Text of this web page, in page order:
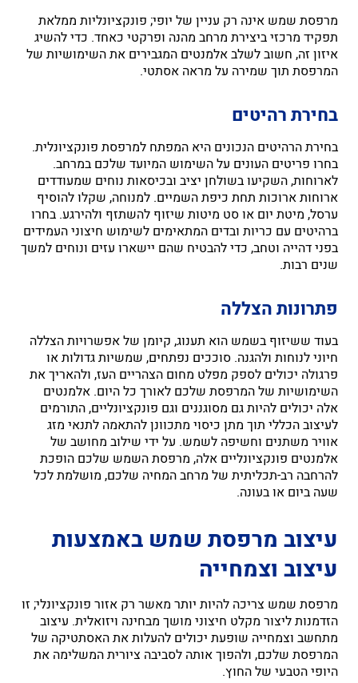
מרפסת שמש אינה רק עניין של יופי; פונקציונליות ממלאת
תפקיד מרכזי ביצירת מרחב מהנה ופרקטי כאחד. כדי להשיג
איזון זה, חשוב לשלב אלמנטים המגבירים את השימושיות של
המרפסת תוך שמירה על מראה אסתטי.
בחירת רהיטים
בחירת הרהיטים הנכונים היא המפתח למרפסת פונקציונלית.
בחרו פריטים העונים על השימוש המיועד שלכם במרחב.
לארוחות, השקיעו בשולחן יציב ובכיסאות נוחים שמעודדים
ארוחות ארוכות תחת כיפת השמיים. למנוחה, שקלו להוסיף
ערסל, מיטת יום או סט מיטות שיזוף להשתזף ולהירגע. בחרו
ברהיטים עם כריות ובדים המתאימים לשימוש חיצוני העמידים
בפני דהייה וטחב, כדי להבטיח שהם יישארו עזים ונוחים למשך
שנים רבות.
פתרונות הצללה
בעוד ששיזוף בשמש הוא תענוג, קיומן של אפשרויות הצללה
חיוני לנוחות ולהגנה. סוככים נפתחים, שמשיות גדולות או
פרגולה יכולים לספק מפלט מחום הצהריים העז, ולהאריך את
השימושיות של המרפסת שלכם לאורך כל היום. אלמנטים
אלה יכולים להיות גם מסוגננים וגם פונקציונליים, התורמים
לעיצוב הכללי תוך מתן כיסוי מתכוונן להתאמה לתנאי מזג
אוויר משתנים וחשיפה לשמש. על ידי שילוב מחושב של
אלמנטים פונקציונליים אלה, מרפסת השמש שלכם הופכת
להרחבה רב-תכליתית של מרחב המחיה שלכם, מושלמת לכל
שעה ביום או בעונה.
עיצוב מרפסת שמש באמצעות
עיצוב וצמחייה
מרפסת שמש צריכה להיות יותר מאשר רק אזור פונקציונלי; זו
הזדמנות ליצור מקלט חיצוני מושך מבחינה ויזואלית. עיצוב
מתחשב וצמחייה שופעת יכולים להעלות את האסתטיקה של
המרפסת שלכם, ולהפוך אותה לסביבה ציורית המשלימה את
היופי הטבעי של החוץ.